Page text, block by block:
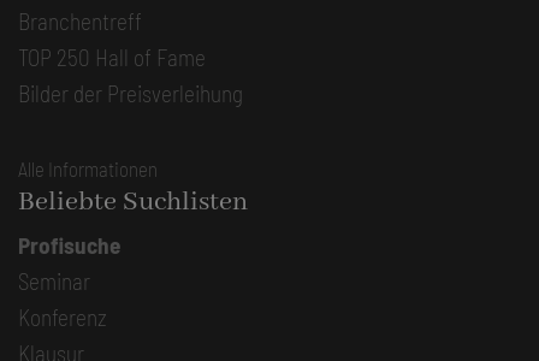
Branchentreff
TOP 250 Hall of Fame
Bilder der Preisverleihung
Alle Informationen
Beliebte Suchlisten
Profisuche
Seminar
Konferenz
Klausur